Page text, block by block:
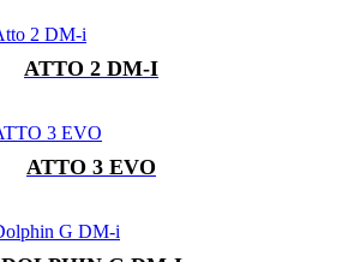
ATTO 2 DM-I
ATTO 3 EVO